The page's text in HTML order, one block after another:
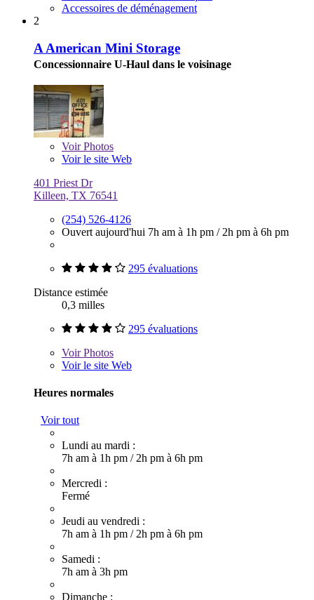
Accessoires de déménagement
2
A American Mini Storage
Concessionnaire U-Haul dans le voisinage
VoirPhotos
Voir le site Web
401 Priest Dr
Killeen, TX 76541
(254) 526-4126
Ouvert aujourd'hui 7h am à 1h pm / 2h pm à 6h pm
295 évaluations
Distance estimée
0,3 milles
295 évaluations
VoirPhotos
Voir le site Web
Heures normales
Voir tout
Lundi au mardi :
7h am à 1h pm / 2h pm à 6h pm
Mercredi :
Fermé
Jeudi au vendredi :
7h am à 1h pm / 2h pm à 6h pm
Samedi :
7h am à 3h pm
Dimanche :